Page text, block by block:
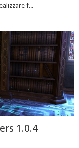
f...
1.0.4